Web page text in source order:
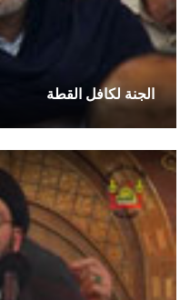
الجنة لكافل القطة